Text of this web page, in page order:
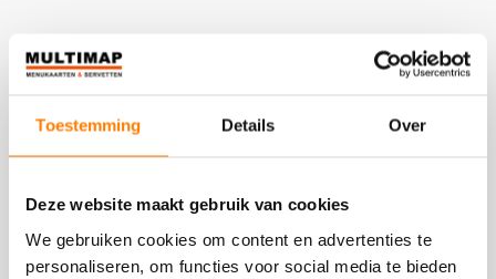
Toestemming Details Over
Deze website maakt gebruik van cookies
We gebruiken cookies om content en advertenties te
personaliseren, om functies voor social media te bieden
Deze producten heb je eerder bekeken